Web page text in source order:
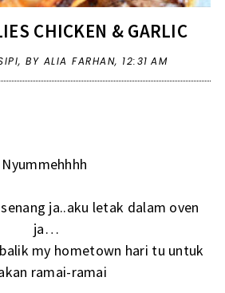
CHICKEN & GARLIC
,BY ALIA FARHAN, 12:31 AM
Nyummehhhh
ja..aku letak dalam oven
ja…
my hometown hari tu untuk
ramai-ramai